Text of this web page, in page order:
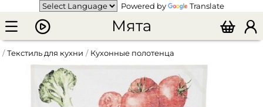
Powered by Translate
Мята
Текстиль для кухни
Кухонные полотенца
Полотенце кухонное "Italia"